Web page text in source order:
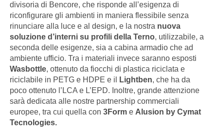
divisoria di Bencore, che risponde all’esigenza di
riconfigurare gli ambienti in maniera flessibile senza
rinunciare alla luce e al design, e la nostra nuova
soluzione d’interni su profili della Terno, utilizzabile, a
seconda delle esigenze, sia a cabina armadio che ad
ambiente ufficio. Tra i materiali invece saranno esposti
Wasbottle, ottenuto da fiocchi di plastica riciclata e
riciclabile in PETG e HDPE e il
Lightben, che ha da
poco ottenuto l’LCA e L’EPD. Inoltre, grande attenzione
sarà dedicata alle nostre partnership commerciali
europee, tra cui quella con 3Form e Alusion by Cymat
Tecnologies.